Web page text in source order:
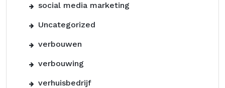
social media marketing
Uncategorized
verbouwen
verbouwing
verhuisbedrijf